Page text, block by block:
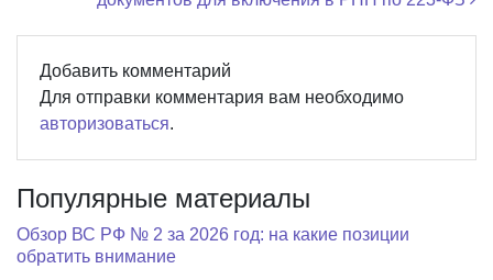
Добавить комментарий
Для отправки комментария вам необходимо
авторизоваться.
Популярные материалы
Обзор ВС РФ № 2 за 2026 год: на какие позиции
обратить внимание